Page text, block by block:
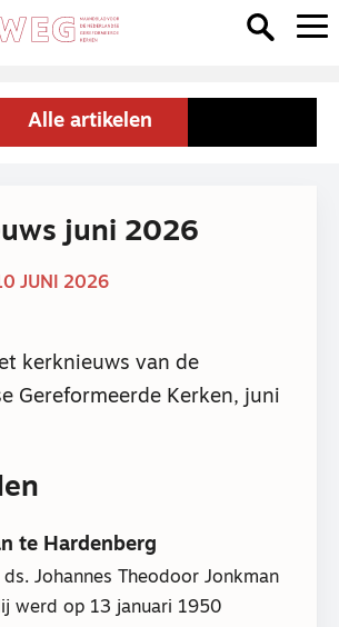
Alle artikelen
juni 2026
JUNI 2026
kerknieuws van de
Gereformeerde Kerken, juni
te Hardenberg
Johannes Theodoor Jonkman
werd op 13 januari 1950